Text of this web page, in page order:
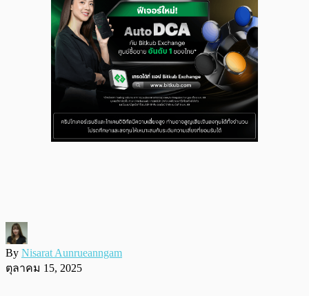
By Nisarat Aunrueanngam
ตุลาคม 15, 2025